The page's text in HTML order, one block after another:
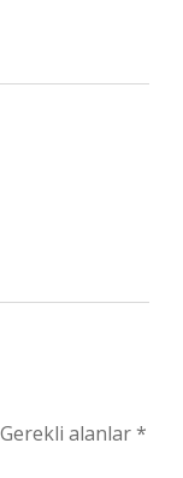
Gerekli alanlar*